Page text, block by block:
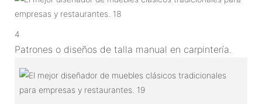
4
Patrones o diseños de talla manual en carpintería.